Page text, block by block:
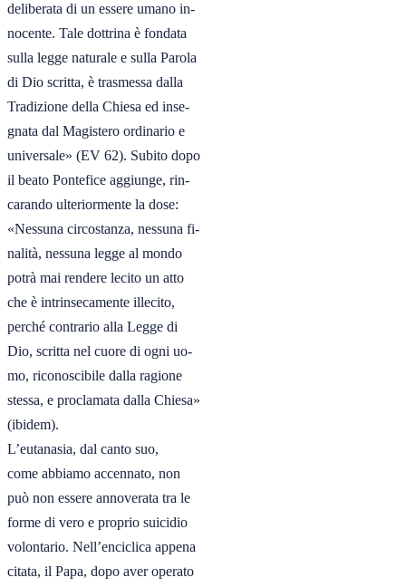
deliberata di un essere umano in-
nocente. Tale dottrina è fondata
sulla legge naturale e sulla Parola
di Dio scritta, è trasmessa dalla
Tradizione della Chiesa ed inse-
gnata dal Magistero ordinario e
universale» (EV 62). Subito dopo
il beato Pontefice aggiunge, rin-
carando ulteriormente la dose:
«Nessuna circostanza, nessuna fi-
nalità, nessuna legge al mondo
potrà mai rendere lecito un atto
che è intrinsecamente illecito,
perché contrario alla Legge di
Dio, scritta nel cuore di ogni uo-
mo, riconoscibile dalla ragione
stessa, e proclamata dalla Chiesa»
(ibidem).
L’eutanasia, dal canto suo,
come abbiamo accennato, non
può non essere annoverata tra le
forme di vero e proprio suicidio
volontario. Nell’enciclica appena
citata, il Papa, dopo aver operato